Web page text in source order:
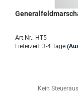
Art.Nr.: HT5
Lieferzeit: 3-4 Tage
Kein